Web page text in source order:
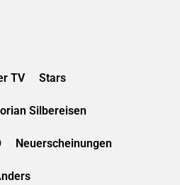
TV Stars
Silbereisen
Neuerscheinungen